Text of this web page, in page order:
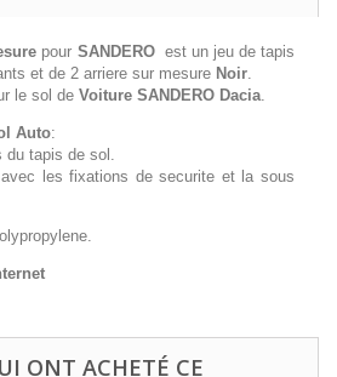
pour SANDEROest un jeu de tapis
et de 2 arriere sur mesure Noir.
le sol de Voiture SANDERO Dacia.
Auto:
du tapis de sol.
les fixations de securite et la sous
ONT ACHETÉ CE